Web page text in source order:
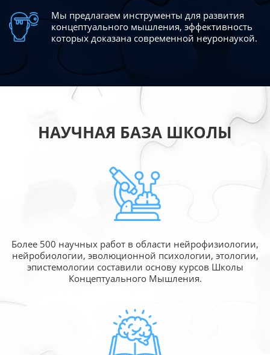
Мы предлагаем инструменты для развития
концептуального мышления, эффективность
которых доказана современной неуронаукой.
НАУЧНАЯ БАЗА ШКОЛЫ
Более 500 научных работ в области нейрофизиологии,
нейробиологии, эволюционной психологии, этологии,
эпистемологии составили основу курсов Школы
Концептуального Мышления.